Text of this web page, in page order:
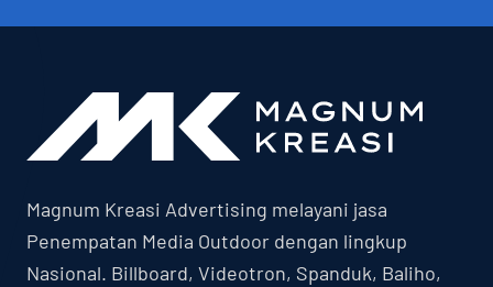
Magnum Kreasi Advertising melayani jasa
Penempatan Media Outdoor dengan lingkup
Nasional. Billboard, Videotron, Spanduk, Baliho,